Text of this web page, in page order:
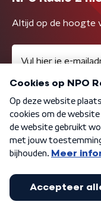
Altijd op de hoogte
Algemene